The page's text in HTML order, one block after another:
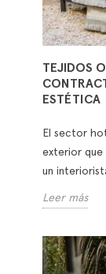
TEJIDOS
ESTÉTICA
El sector
exterior que
un
Leer más